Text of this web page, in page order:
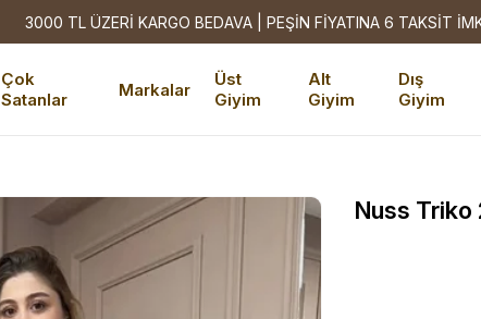
3000 TL ÜZERİ KARGO BEDAVA | PEŞİN FİYATINA 6 TAKSİT
Çok
Satanlar
Markalar
Üst
Giyim
Alt
Giyim
Dış
Giyim
Nuss Triko